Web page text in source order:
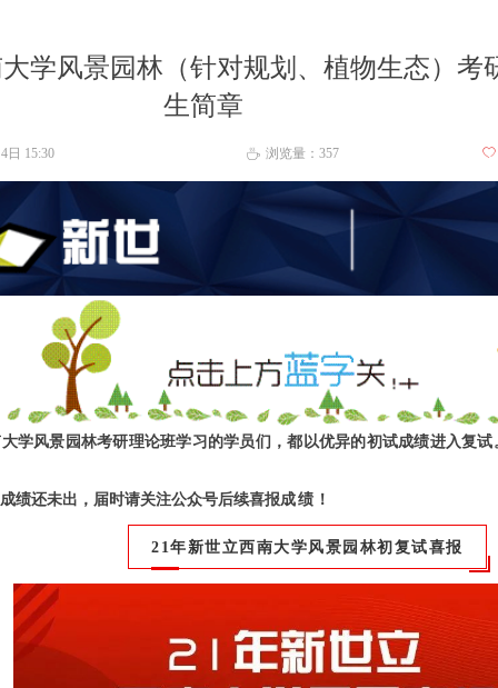
学风景园林（针对规划、植物生态）考
生简章
学风景园林考研理论班学习的学员们，都以优异的初试成绩进入复
绩还未出，届时请关注公众号后续喜报成绩 ！
21年新世立西南大学风景园林初复试喜报
日 15:30 ꄘ 浏览量： 357 ꄀ